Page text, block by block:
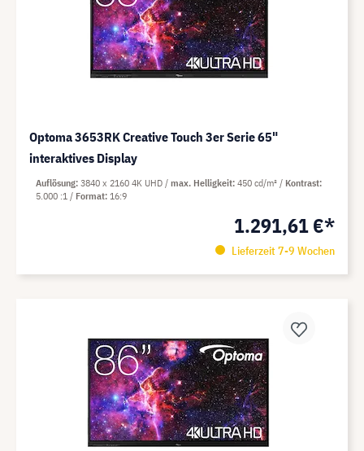
Optoma 3653RK Creative Touch 3er Serie 65"
interaktives Display
1.291,61 €*
Lieferzeit 7-9 Wochen
Auflösung 3840 x 2160 4K UHD max. Helligkeit 450 cd/m²
Kontrast
5.000 :1
Format 16:9